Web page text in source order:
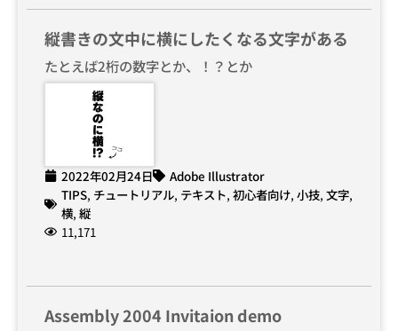
縦書きの文中に横にしたくなる文字がある
たとえば2桁の数字とか、！？とか
2022年02月24日
Adobe Illustrator
TIPS, チュートリアル, テキスト, 初心者向け, 小技, 文字,
横, 縦
11,171
Assembly 2004 Invitaion demo